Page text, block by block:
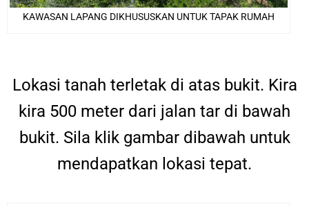
KAWASAN LAPANG DIKHUSUSKAN UNTUK TAPAK RUMAH
Lokasi tanah terletak di atas bukit. Kira
kira 500 meter dari jalan tar di bawah
bukit. Sila klik gambar dibawah untuk
mendapatkan lokasi tepat.